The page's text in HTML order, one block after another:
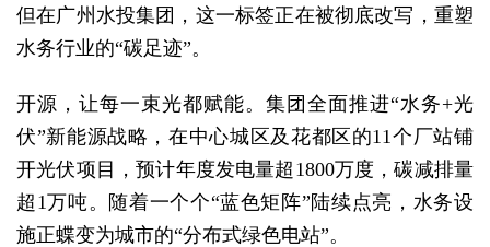
但在广州水投集团，这一标签正在被彻底改写，重塑
水务行业的“碳足迹”。
开源，让每一束光都赋能。集团全面推进“水务+光
伏”新能源战略，在中心城区及花都区的11个厂站铺
开光伏项目，预计年度发电量超1800万度，碳减排量
超1万吨。随着一个个“蓝色矩阵”陆续点亮，水务设
施正蝶变为城市的“分布式绿色电站”。